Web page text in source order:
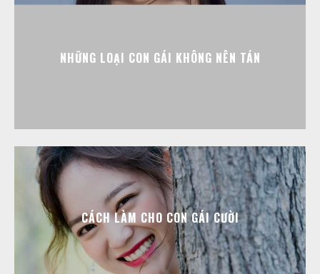
NHỮNG LOẠI CON GÁI KHÔNG NÊN TÁN
CÁCH LÀM CHO CON GÁI CƯỜI